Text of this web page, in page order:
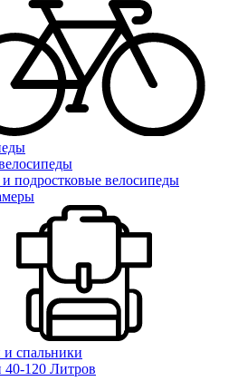
и подростковые велосипеды
и спальники
40-120 Литров